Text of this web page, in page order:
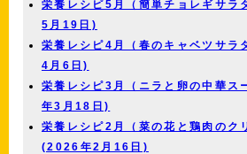
栄養レシピ5月（簡単チョレギサ
5月19日)
栄養レシピ4月（春のキャベツサ
4月6日)
栄養レシピ3月（ニラと卵の中華
年3月18日)
栄養レシピ2月（菜の花と鶏肉のク
(2026年2月16日)